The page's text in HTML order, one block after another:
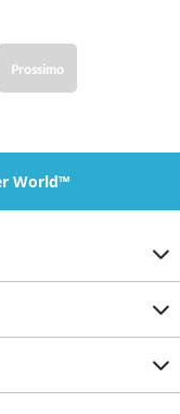
Prossimo
World™